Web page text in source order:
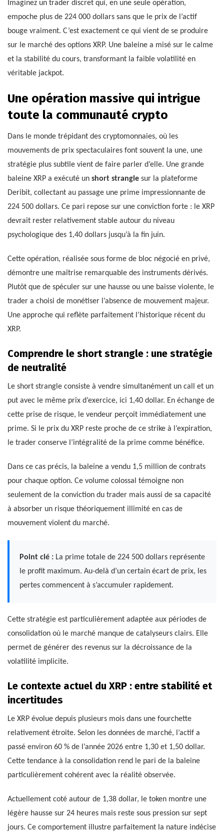
Imaginez un trader discret qui, en une seule opération,
empoche plus de 224 000 dollars sans que le prix de l’actif
bouge vraiment. C’est exactement ce qui vient de se produire
sur le marché des options XRP. Une baleine a misé sur le calme
et la stabilité du cours, transformant la faible volatilité en
véritable jackpot.
Une opération massive qui intrigue
toute la communauté crypto
Dans le monde trépidant des cryptomonnaies, où les
mouvements de prix spectaculaires font souvent la une, une
stratégie plus subtile vient de faire parler d’elle. Une grande
baleine XRP a exécuté un short strangle sur la plateforme
Deribit, collectant au passage une prime impressionnante de
224 500 dollars. Ce pari repose sur une conviction forte : le XRP
devrait rester relativement stable autour du niveau
psychologique des 1,40 dollars jusqu’à la fin juin.
Cette opération, réalisée sous forme de bloc négocié en privé,
démontre une maîtrise remarquable des instruments dérivés.
Plutôt que de spéculer sur une hausse ou une baisse violente, le
trader a choisi de monétiser l’absence de mouvement majeur.
Une approche qui reflète parfaitement l’historique récent du
XRP.
Comprendre le short strangle : une stratégie
de neutralité
Le short strangle consiste à vendre simultanément un call et un
put avec le même prix d’exercice, ici 1,40 dollar. En échange de
cette prise de risque, le vendeur perçoit immédiatement une
prime. Si le prix du XRP reste proche de ce strike à l’expiration,
le trader conserve l’intégralité de la prime comme bénéfice.
Dans ce cas précis, la baleine a vendu 1,5 million de contrats
pour chaque option. Ce volume colossal témoigne non
seulement de la conviction du trader mais aussi de sa capacité
à absorber un risque théoriquement illimité en cas de
mouvement violent du marché.
Point clé : La prime totale de 224 500 dollars représente
le profit maximum. Au-delà d’un certain écart de prix, les
pertes commencent à s’accumuler rapidement.
Cette stratégie est particulièrement adaptée aux périodes de
consolidation où le marché manque de catalyseurs clairs. Elle
permet de générer des revenus sur la décroissance de la
volatilité implicite.
Le contexte actuel du XRP : entre stabilité et
incertitudes
Le XRP évolue depuis plusieurs mois dans une fourchette
relativement étroite. Selon les données de marché, l’actif a
passé environ 60 % de l’année 2026 entre 1,30 et 1,50 dollar.
Cette tendance à la consolidation rend le pari de la baleine
particulièrement cohérent avec la réalité observée.
Actuellement coté autour de 1,38 dollar, le token montre une
légère hausse sur 24 heures mais reste sous pression sur sept
jours. Ce comportement illustre parfaitement la nature indécise